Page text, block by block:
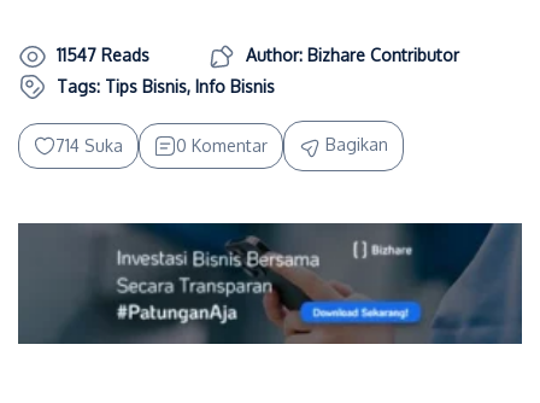
11547 Reads
Author: Bizhare Contributor
Tags: Tips Bisnis, Info Bisnis
714 Suka 0 Komentar Bagikan